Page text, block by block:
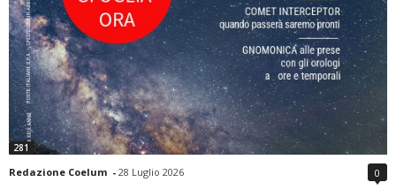
281
Redazione Coelum - 28 Luglio 2026 0